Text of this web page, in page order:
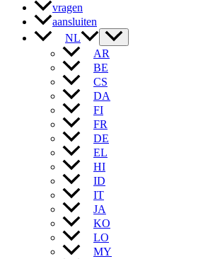
vragen
aansluiten
NL
AR
BE
CS
DA
FI
FR
DE
EL
HI
ID
IT
JA
KO
LO
MY